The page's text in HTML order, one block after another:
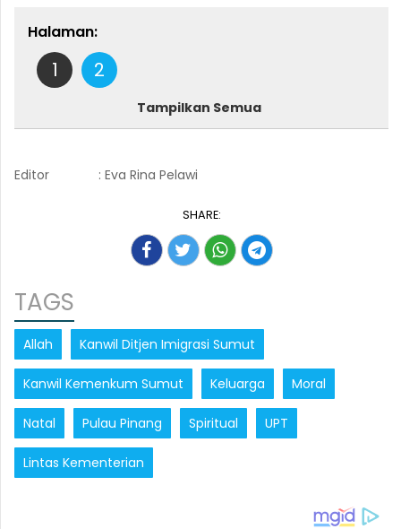
Halaman:
1 2
Tampilkan Semua
Editor : Eva Rina Pelawi
SHARE:
TAGS
Allah Kanwil Ditjen Imigrasi Sumut
Kanwil Kemenkum Sumut Keluarga Moral
Natal Pulau Pinang Spiritual UPT
Lintas Kementerian